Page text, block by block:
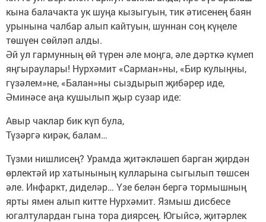
кына балачакта ук шуңа кызыгуын, тик әтисенең баян
урынына чалбар алып кайтуын, шуннан соң күңеле
төшүен сөйләп алды.
Әй ул гармунның өй түрен әле моңга, әле дәрткә күмеп
яңгыраулары! Нурхәмит «Сарман»ны, «Бир кулыңны,
гүзәлем»не, «Балан»ны сыздырып җибәрер иде,
Әминәсе аңа кушылып җыр сузар иде:
Авыр чаклар бик күп була,
Түзәргә кирәк, балам…
Түзми нишлисең? Урамда җитәкләшеп барган җирдән
өрлектәй ир хатынының кулларына сыгылып төшсен
әле. Инфаркт, диделәр… Үзе белән бергә тормышның
ярты ямен алып китте Нурхәмит. Язмыш дисбесе
югалтулардан гына тора диярсең. Югыйсә, җитәрлек